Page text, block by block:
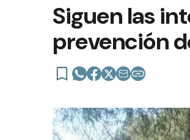
Siguen las
prevención